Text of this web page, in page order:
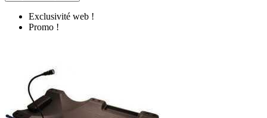
Exclusivité web !
Promo !